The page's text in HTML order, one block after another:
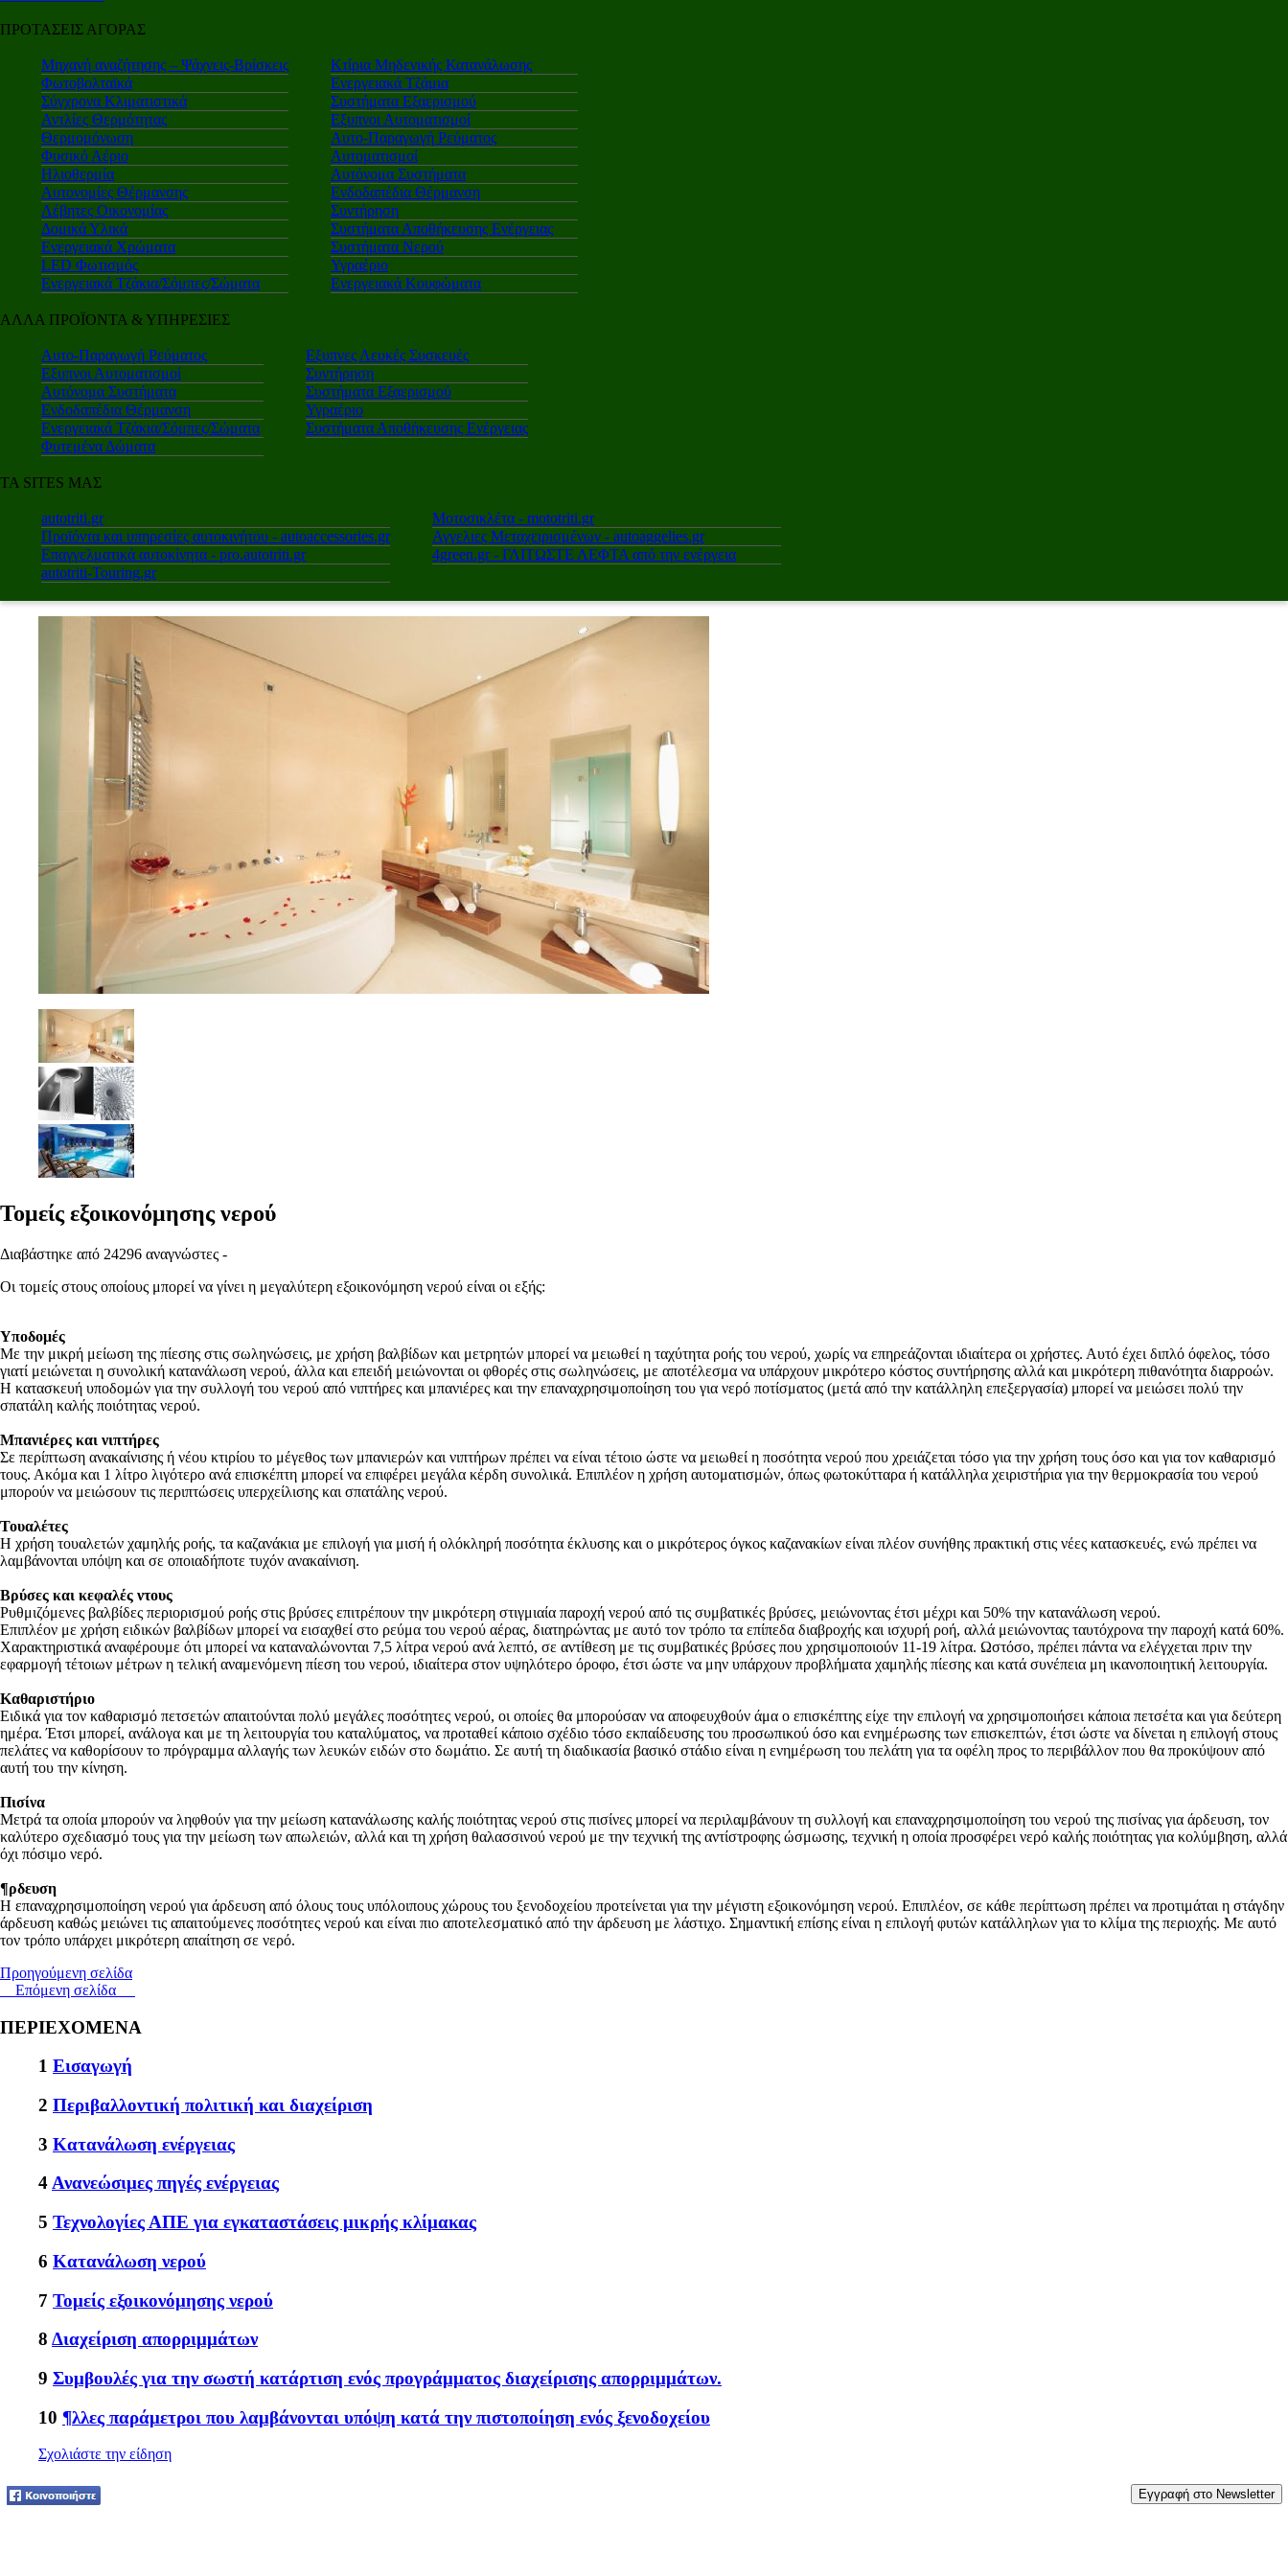
ΠΡΟΤΑΣΕΙΣ ΑΓΟΡΑΣ
Μηχανή αναζήτησης – Ψάχνεις-Βρίσκεις
Φωτοβολταϊκά
Σύγχρονα Κλιματιστικά
Αντλίες Θερμότητας
Θερμομόνωση
Φυσικό Αέριο
Ηλιοθερμία
Αυτονομίες Θέρμανσης
Λέβητες Οικονομίας
Δομικά Υλικά
Ενεργειακά Χρώματα
LED Φωτισμός
Ενεργειακά Τζάκια/Σόμπες/Σώματα
Κτίρια Μηδενικής Κατανάλωσης
Ενεργειακά Τζάμια
Συστήματα Εξαερισμού
Εξυπνοι Αυτοματισμοί
Αυτο-Παραγωγή Ρεύματος
Αυτοματισμοί
Αυτόνομα Συστήματα
Ενδοδαπέδια Θέρμανση
Συντήρηση
Συστήματα Αποθήκευσης Ενέργειας
Συστήματα Νερού
Υγραέριο
Ενεργειακά Κουφώματα
ΑΛΛΑ ΠΡΟΪΟΝΤΑ & ΥΠΗΡΕΣΙΕΣ
Αυτο-Παραγωγή Ρεύματος
Εξυπνοι Αυτοματισμοί
Αυτόνομα Συστήματα
Ενδοδαπέδια Θέρμανση
Ενεργειακά Τζάκια/Σόμπες/Σώματα
Φυτεμένα Δώματα
Εξυπνες Λευκές Συσκευές
Συντήρηση
Συστήματα Εξαερισμού
Υγραέριο
Συστήματα Αποθήκευσης Ενέργειας
ΤΑ SITES ΜΑΣ
autotriti.gr
Προϊόντα και υπηρεσίες αυτοκινήτου - autoaccessories.gr
Επαγγελματικά αυτοκίνητα - pro.autotriti.gr
autotriti-Touring.gr
Μοτοσικλέτα - mototriti.gr
Αγγελιες Μεταχειρισμένων - autoaggelies.gr
4green.gr - ΓΛΙΤΩΣΤΕ ΛΕΦΤΑ από την ενέργεια
Τομείς εξοικονόμησης νερού
Διαβάστηκε από 24296 αναγνώστες -
Οι τομείς στους οποίους μπορεί να γίνει η μεγαλύτερη εξοικονόμηση νερού είναι οι εξής:
Υποδομές
Με την μικρή μείωση της πίεσης στις σωληνώσεις, με χρήση βαλβίδων και μετρητών μπορεί να μειωθεί η ταχύτητα ροής του νερού, χωρίς να επηρεάζονται ιδιαίτερα οι χρήστες. Αυτό έχει διπλό όφελος, τόσο
γιατί μειώνεται η συνολική κατανάλωση νερού, άλλα και επειδή μειώνονται οι φθορές στις σωληνώσεις, με αποτέλεσμα να υπάρχουν μικρότερο κόστος συντήρησης αλλά και μικρότερη πιθανότητα διαρροών.
Η κατασκευή υποδομών για την συλλογή του νερού από νιπτήρες και μπανιέρες και την επαναχρησιμοποίηση του για νερό ποτίσματος (μετά από την κατάλληλη επεξεργασία) μπορεί να μειώσει πολύ την
σπατάλη καλής ποιότητας νερού.
Μπανιέρες και νιπτήρες
Σε περίπτωση ανακαίνισης ή νέου κτιρίου το μέγεθος των μπανιερών και νιπτήρων πρέπει να είναι τέτοιο ώστε να μειωθεί η ποσότητα νερού που χρειάζεται τόσο για την χρήση τους όσο και για τον καθαρισμό
τους. Ακόμα και 1 λίτρο λιγότερο ανά επισκέπτη μπορεί να επιφέρει μεγάλα κέρδη συνολικά. Επιπλέον η χρήση αυτοματισμών, όπως φωτοκύτταρα ή κατάλληλα χειριστήρια για την θερμοκρασία του νερού
μπορούν να μειώσουν τις περιπτώσεις υπερχείλισης και σπατάλης νερού.
Τουαλέτες
Η χρήση τουαλετών χαμηλής ροής, τα καζανάκια με επιλογή για μισή ή ολόκληρή ποσότητα έκλυσης και ο μικρότερος όγκος καζανακίων είναι πλέον συνήθης πρακτική στις νέες κατασκευές, ενώ πρέπει να
λαμβάνονται υπόψη και σε οποιαδήποτε τυχόν ανακαίνιση.
Βρύσες και κεφαλές ντους
Ρυθμιζόμενες βαλβίδες περιορισμού ροής στις βρύσες επιτρέπουν την μικρότερη στιγμιαία παροχή νερού από τις συμβατικές βρύσες, μειώνοντας έτσι μέχρι και 50% την κατανάλωση νερού.
Επιπλέον με χρήση ειδικών βαλβίδων μπορεί να εισαχθεί στο ρεύμα του νερού αέρας, διατηρώντας με αυτό τον τρόπο τα επίπεδα διαβροχής και ισχυρή ροή, αλλά μειώνοντας ταυτόχρονα την παροχή κατά 60%.
Χαρακτηριστικά αναφέρουμε ότι μπορεί να καταναλώνονται 7,5 λίτρα νερού ανά λεπτό, σε αντίθεση με τις συμβατικές βρύσες που χρησιμοποιούν 11-19 λίτρα. Ωστόσο, πρέπει πάντα να ελέγχεται πριν την
εφαρμογή τέτοιων μέτρων η τελική αναμενόμενη πίεση του νερού, ιδιαίτερα στον υψηλότερο όροφο, έτσι ώστε να μην υπάρχουν προβλήματα χαμηλής πίεσης και κατά συνέπεια μη ικανοποιητική λειτουργία.
Καθαριστήριο
Ειδικά για τον καθαρισμό πετσετών απαιτούνται πολύ μεγάλες ποσότητες νερού, οι οποίες θα μπορούσαν να αποφευχθούν άμα ο επισκέπτης είχε την επιλογή να χρησιμοποιήσει κάποια πετσέτα και για δεύτερη
ημέρα. Έτσι μπορεί, ανάλογα και με τη λειτουργία του καταλύματος, να προταθεί κάποιο σχέδιο τόσο εκπαίδευσης του προσωπικού όσο και ενημέρωσης των επισκεπτών, έτσι ώστε να δίνεται η επιλογή στους
πελάτες να καθορίσουν το πρόγραμμα αλλαγής των λευκών ειδών στο δωμάτιο. Σε αυτή τη διαδικασία βασικό στάδιο είναι η ενημέρωση του πελάτη για τα οφέλη προς το περιβάλλον που θα προκύψουν από
αυτή του την κίνηση.
Πισίνα
Μετρά τα οποία μπορούν να ληφθούν για την μείωση κατανάλωσης καλής ποιότητας νερού στις πισίνες μπορεί να περιλαμβάνουν τη συλλογή και επαναχρησιμοποίηση του νερού της πισίνας για άρδευση, τον
καλύτερο σχεδιασμό τους για την μείωση των απωλειών, αλλά και τη χρήση θαλασσινού νερού με την τεχνική της αντίστροφης ώσμωσης, τεχνική η οποία προσφέρει νερό καλής ποιότητας για κολύμβηση, αλλά
όχι πόσιμο νερό.
¶ρδευση
Η επαναχρησιμοποίηση νερού για άρδευση από όλους τους υπόλοιπους χώρους του ξενοδοχείου προτείνεται για την μέγιστη εξοικονόμηση νερού. Επιπλέον, σε κάθε περίπτωση πρέπει να προτιμάται η στάγδην
άρδευση καθώς μειώνει τις απαιτούμενες ποσότητες νερού και είναι πιο αποτελεσματικό από την άρδευση με λάστιχο. Σημαντική επίσης είναι η επιλογή φυτών κατάλληλων για το κλίμα της περιοχής. Με αυτό
τον τρόπο υπάρχει μικρότερη απαίτηση σε νερό.
Προηγούμενη σελίδα
Επόμενη σελίδα
ΠΕΡΙΕΧΟΜΕΝΑ
1 Εισαγωγή
2 Περιβαλλοντική πολιτική και διαχείριση
3 Κατανάλωση ενέργειας
4Ανανεώσιμες πηγές ενέργειας
5 Τεχνολογίες ΑΠΕ για εγκαταστάσεις μικρής κλίμακας
6 Κατανάλωση νερού
7 Τομείς εξοικονόμησης νερού
8 Διαχείριση απορριμμάτων
9 Συμβουλές για την σωστή κατάρτιση ενός προγράμματος διαχείρισης απορριμμάτων.
10 ¶λλες παράμετροι που λαμβάνονται υπόψη κατά την πιστοποίηση ενός ξενοδοχείου
Σχολιάστε την είδηση
Tweet